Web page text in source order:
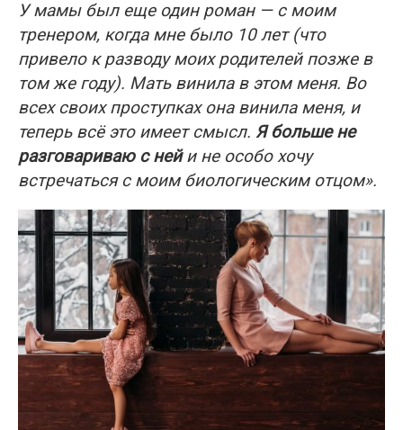
У мамы был еще один роман — с моим
тренером, когда мне было 10 лет (что
привело к разводу моих родителей позже в
том же году). Мать винила в этом меня. Во
всех своих проступках она винила меня, и
теперь всё это имеет смысл. Я больше не
разговариваю с нейи не особо хочу
встречаться с моим биологическим отцом».